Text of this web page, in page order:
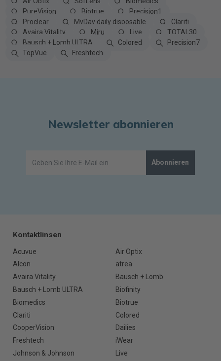
PureVision
Biotrue
Precision1
Proclear
MyDay daily disposable
Clariti
Avaira Vitality
Miru Live
TOTAL30
Bausch + Lomb ULTRA
Colored
Precision7
TopVue
Freshtech
Newsletter abonnieren
Abonnieren
Kontaktlinsen
Acuvue
Air Optix
Alcon
atrea
Avaira Vitality
Bausch + Lomb
Bausch + Lomb ULTRA
Biofinity
Biomedics
Biotrue
Clariti
Colored
CooperVision
Dailies
Freshtech
iWear
Johnson & Johnson
Live